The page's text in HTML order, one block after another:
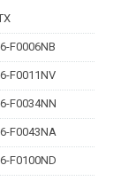
F0006NB
F0011NV
F0034NN
F0043NA
F0100ND